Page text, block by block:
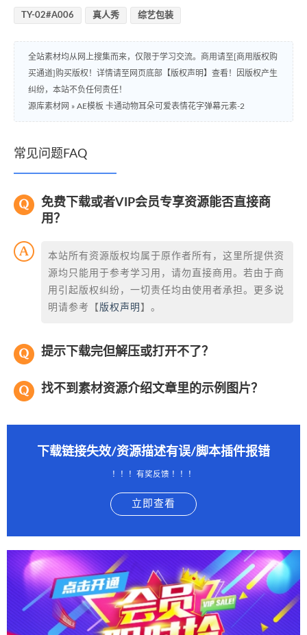
TY-02#A006 真人秀 综艺包装
全站素材均从网上搜集而来，仅限于学习交流。商用请至[商用版权购
买通道]购买版权！详情请至网页底部【版权声明】查看！因版权产生
纠纷，本站不负任何责任！
源库素材网 » AE模板 卡通动物耳朵可爱表情花字弹幕元素-2
常见问题FAQ
免费下载或者VIP会员专享资源能否直接商
用？
本站所有资源版权均属于原作者所有，这里所提供资
源均只能用于参考学习用，请勿直接商用。若由于商
用引起版权纠纷，一切责任均由使用者承担。更多说
明请参考【 版权声明 】。
提示下载完但解压或打开不了？
找不到素材资源介绍文章里的示例图片？
下载链接失效/资源描述有误/脚本插件报错
！！！有奖反馈 ！！！
立即查看